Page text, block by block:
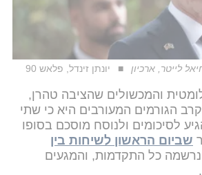
לייטר, ארכיון יונתן זינדל, פלאש 90
והמכשולים שהציבה טהרן,
הגורמים המעורבים היא כי שתי
לסיכומים ולנוסח מוסכם בסופו
שביום הראשון לשיחות בין
כל התקדמות, והמגעים